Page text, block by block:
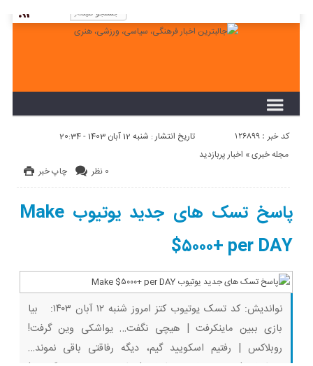
برويد و منوي خود را ايجاد كنيد!
کد خبر : 126899 تاریخ انتشار : شنبه 12 آبان 1403 - 20:34
چاپ خبر 0 نظر
اخبار پربازدید «مجله خبری
پاسخ تسک های جدید یوتیوب Make
$۵۰۰۰+ per DAY
نواندیش: کد تسک یوتیوب کتز امروز شنبه ۱۲ آبان ۱۴۰۳: بیا
بازی ببین ماینکرفت | هیچی نگفت… یواشکی وین گرفت!
روبلاکس | رفتیم اسکویید گیم، دیگه رفاقتی باقی نموند…